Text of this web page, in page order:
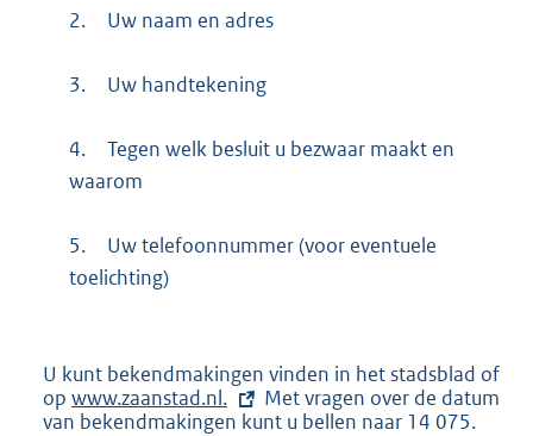
2. Uw naam en adres
3. Uw handtekening
4.
Tegen welk besluit u bezwaar maakt en
waarom
5.
Uw telefoonnummer (voor eventuele
toelichting)
U kunt bekendmakingen vinden in het stadsblad of
op E
x
www.zaanstad.nl.
Met vragen over de datum
van bekendmakingen kunt u bellen naar 14 075.